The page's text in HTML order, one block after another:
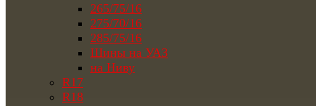
265/75/16
275/70/16
285/75/16
Шины на УАЗ
на Ниву
R17
R18